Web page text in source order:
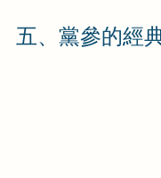
五、黨參的經